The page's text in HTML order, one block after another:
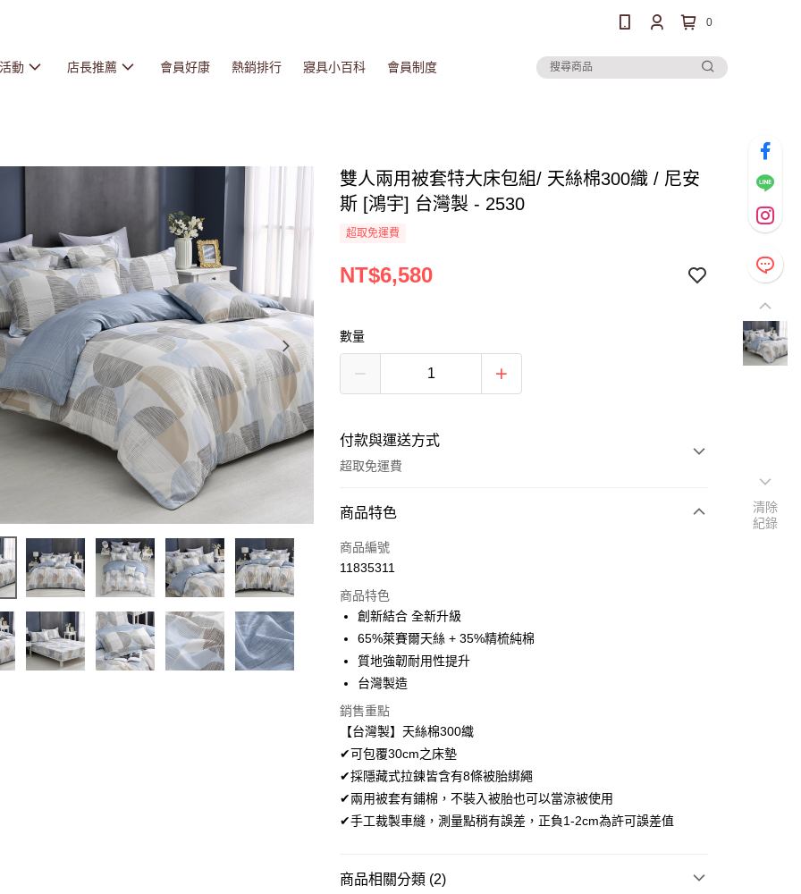
0
動 店長推薦 會員好康 熱銷排行 寢具小百科 會員制度
雙人兩用被套特大床包組/ 天絲棉300織 / 尼安
斯 [鴻宇] 台灣製 - 2530
超取免運費
NT$6,580
數量
付款與運送方式
超取免運費
付款方式
信用卡一次付款
LINE Pay
Apple Pay
悠遊付
Google Pay
相關說明
【關於「AFTEE先享後付」】
AFTEE先享後付是「在收到商品之後才付款」的支付方式。 讓您購物簡單
便利好安心！
１．簡單：不需註冊會員、不需綁卡、不需儲值。
ATM付款
全家取貨付款
商品特色
商品編號
11835311
商品特色
創新結合 全新升級
65%萊賽爾天絲 + 35%精梳純棉
質地強韌耐用性提升
台灣製造
銷售重點
【台灣製】天絲棉300織
✔可包覆30cm之床墊
✔採隱藏式拉鍊皆含有8條被胎綁繩
✔兩用被套有鋪棉，不裝入被胎也可以當涼被使用
✔手工裁製車縫，測量點稍有誤差，正負1-2cm為許可誤差值
商品相關分類 (2)
清除
紀錄